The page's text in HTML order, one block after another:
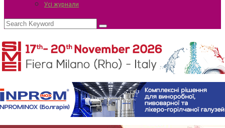
Усі журнали